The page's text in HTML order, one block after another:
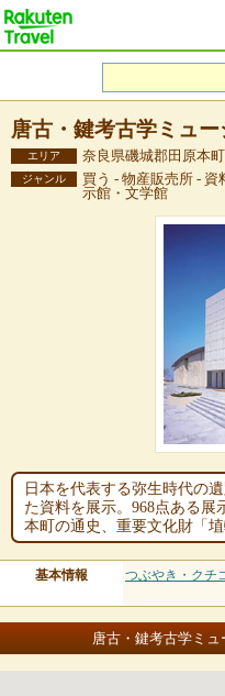
唐古・鍵考古学ミュー
エリア 奈良県磯城郡田原本町
ジャンル
買う - 物産販売所 - 資
示館・文学館
日本を代表する弥生時代の
た資料を展示。968点ある
本町の通史、重要文化財「
基本情報 つぶやき・クチ
唐古・鍵考古学ミュ